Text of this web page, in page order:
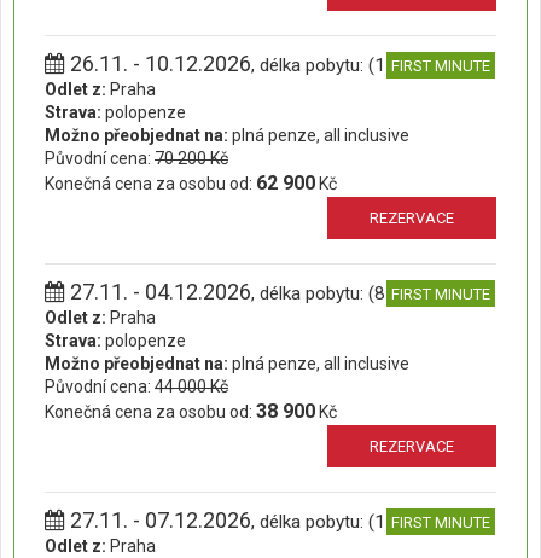
26.11. - 10.12.2026, délka pobytu: (15 dní)FIRST MINUTE
Odlet z: Praha
Strava: polopenze
Možno přeobjednat na: plná penze, all inclusive
Původní cena: 70 200 Kč
Konečná cena za osobu od: 62 900 Kč
REZERVACE
27.11. - 04.12.2026, délka pobytu: (8 dní)FIRST MINUTE
Odlet z: Praha
Strava: polopenze
Možno přeobjednat na: plná penze, all inclusive
Původní cena: 44 000 Kč
Konečná cena za osobu od: 38 900 Kč
REZERVACE
27.11. - 07.12.2026, délka pobytu: (11 dní)FIRST MINUTE
Odlet z: Praha